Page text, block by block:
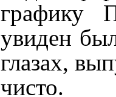
графику
увиден
глазах,
чисто.